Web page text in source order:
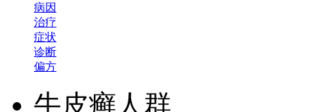
病因
治疗
症状
诊断
偏方
牛皮癣人群